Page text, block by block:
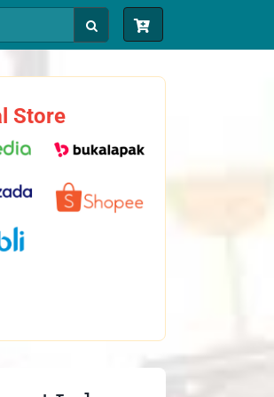
Store